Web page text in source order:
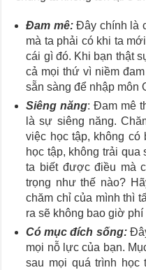
Đam mê:Đây chính là
mà ta phải có khi ta
cái gì đó. Khi bạn thật
cả mọi thứ vì niềm
sẵn sàng để nhập môn
Siêng năng: Đam mê
là sự siêng năng.
việc học tập, không có
học tập, không trải
ta biết được điều mà
trọng như thế nào?
chăm chỉ của mình thì
ra sẽ không bao giờ phí
Có mục đích sống:
mọi nỗ lực của bạn.
sau mọi quá trình học